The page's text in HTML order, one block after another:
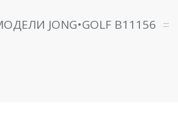
JONG•GOLF B11156